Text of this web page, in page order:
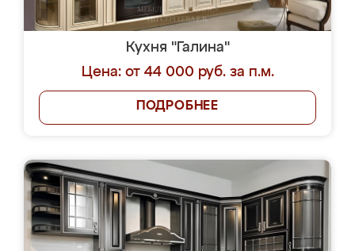
Кухня "Галина"
Цена: от 44 000 руб. за п.м.
ПОДРОБНЕЕ